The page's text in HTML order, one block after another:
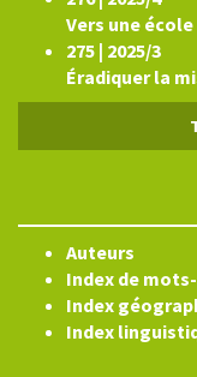
Vers une
275 | 2025/3
Éradiquer la
Auteurs
Index de
Index
Index